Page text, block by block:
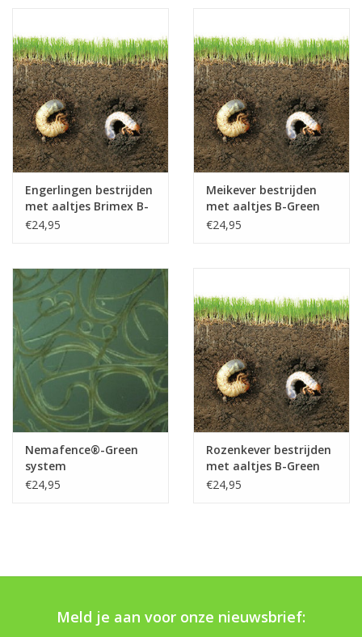
Vallen
Drukspuiten
Onkruid & Reiniging
Zaden
Boom bewatering
Nieuws
Treeportleden:
Blog
Merken
Engerlingen bestrijden
met aaltjes Brimex B-
Green
€24,95
Meikever bestrijden
met aaltjes B-Green
€24,95
Nemafence®-Green
system
€24,95
Rozenkever bestrijden
met aaltjes B-Green
€24,95
Meld je aan voor onze nieuwsbrief: